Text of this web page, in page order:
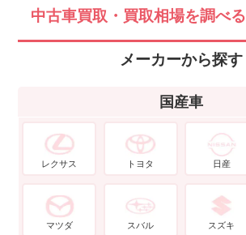
中古車買取・買取相場を調べる
メーカーから探す
国産車
レクサス トヨタ 日産
マツダ スバル スズキ